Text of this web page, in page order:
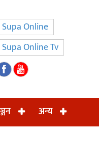
Supa Online
Supa Online Tv
अन्य